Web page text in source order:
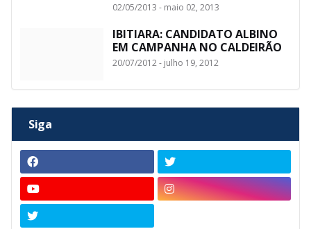
02/05/2013 - maio 02, 2013
IBITIARA: CANDIDATO ALBINO
EM CAMPANHA NO CALDEIRÃO
20/07/2012 - julho 19, 2012
Siga